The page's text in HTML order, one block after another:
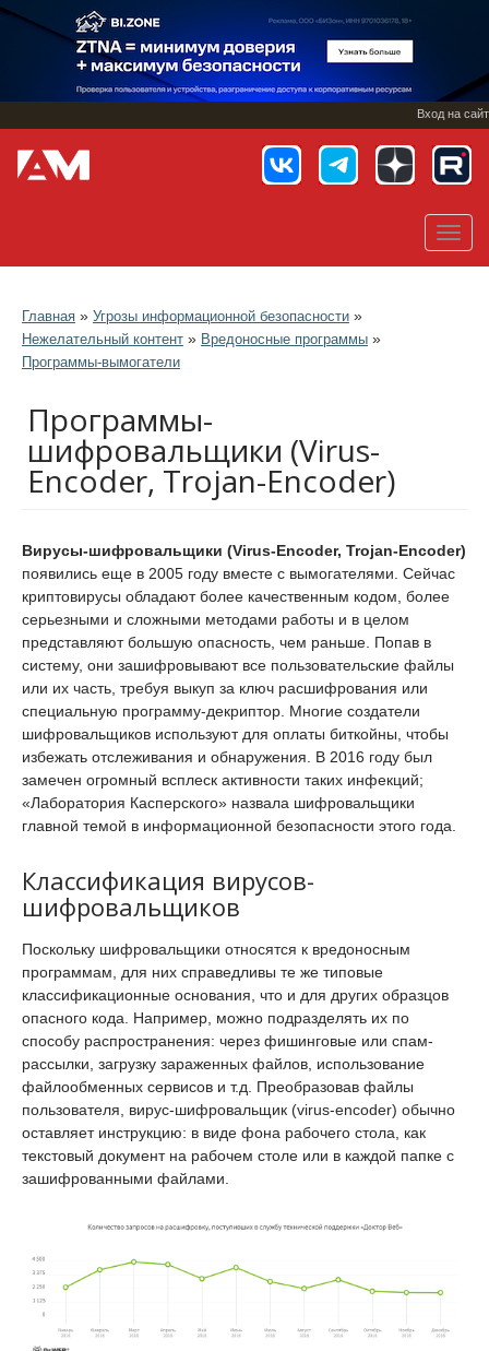
Перейти
основному
Вход на сайт
Главная » Угрозы информационной безопасности »
Нежелательный контент » Вредоносные программы »
Программы-вымогатели
Программы-
шифровальщики (Virus-
Encoder, Trojan-Encoder)
Вирусы-шифровальщики (Virus-Encoder, Trojan-Encoder)
появились еще в 2005 году вместе с вымогателями. Сейчас
криптовирусы обладают более качественным кодом, более
серьезными и сложными методами работы и в целом
представляют большую опасность, чем раньше. Попав в
систему, они зашифровывают все пользовательские файлы
или их часть, требуя выкуп за ключ расшифрования или
специальную программу-декриптор. Многие создатели
шифровальщиков используют для оплаты биткойны, чтобы
избежать отслеживания и обнаружения. В 2016 году был
замечен огромный всплеск активности таких инфекций;
«Лаборатория Касперского» назвала шифровальщики
главной темой в информационной безопасности этого года.
Классификация вирусов-
шифровальщиков
Поскольку шифровальщики относятся к вредоносным
программам, для них справедливы те же типовые
классификационные основания, что и для других образцов
опасного кода. Например, можно подразделять их по
способу распространения: через фишинговые или спам-
рассылки, загрузку зараженных файлов, использование
файлообменных сервисов и т.д. Преобразовав файлы
пользователя, вирус-шифровальщик (virus-encoder) обычно
оставляет инструкцию: в виде фона рабочего стола, как
текстовый документ на рабочем столе или в каждой папке с
зашифрованными файлами.